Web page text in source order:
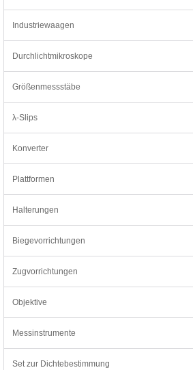
Industriewaagen
Durchlichtmikroskope
Größenmessstäbe
λ-Slips
Konverter
Plattformen
Halterungen
Biegevorrichtungen
Zugvorrichtungen
Objektive
Messinstrumente
Set zur Dichtebestimmung